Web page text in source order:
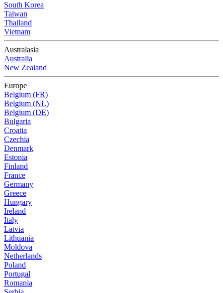
South Korea
Taiwan
Thailand
Vietnam
Australasia
Australia
New Zealand
Europe
Belgium (FR)
Belgium (NL)
Belgium (DE)
Bulgaria
Croatia
Czechia
Denmark
Estonia
Finland
France
Germany
Greece
Hungary
Ireland
Italy
Latvia
Lithuania
Moldova
Netherlands
Poland
Portugal
Romania